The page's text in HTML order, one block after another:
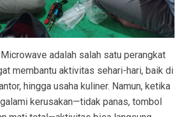
adalah salah satu perangkat
membantu aktivitas sehari-hari, baik di
hingga usaha kuliner. Namun, ketika
kerusakan—tidak panas, tombol